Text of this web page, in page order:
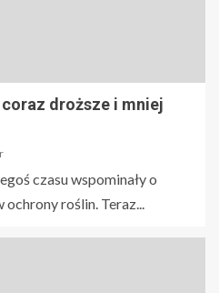
droższe i mniej
czasu wspominały o
roślin. Teraz...